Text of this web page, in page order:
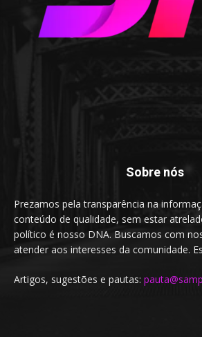
Sobre nós
Prezamos pela transparência na
conteúdo de qualidade, sem estar
político é nosso DNA. Buscamos com
atender aos interesses da comunidade.
Artigos, sugestões e pautas: